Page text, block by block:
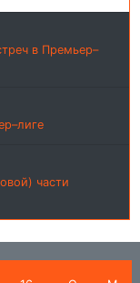
в Премьер–
части